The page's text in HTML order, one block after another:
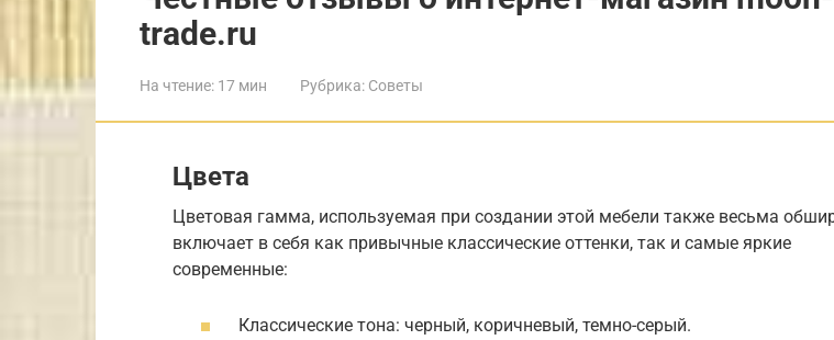
trade.ru
На чтение: 17 мин Рубрика: Советы
Цвета
Цветовая гамма, используемая при создании этой мебели также весьма
включает в себя как привычные классические оттенки, так и самые яркие
современные:
Классические тона: черный, коричневый, темно-серый.